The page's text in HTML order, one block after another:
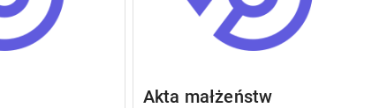
Akta małżeństw